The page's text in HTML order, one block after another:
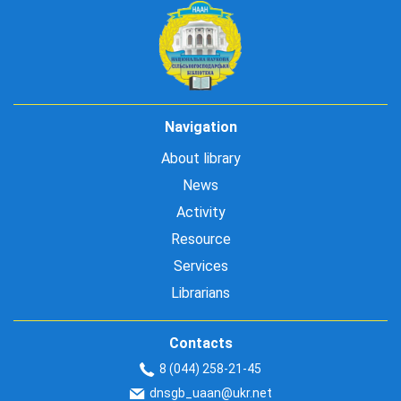
Navigation
About library
News
Activity
Resource
Services
Librarians
Contacts
8 (044) 258-21-45
dnsgb_uaan@ukr.net